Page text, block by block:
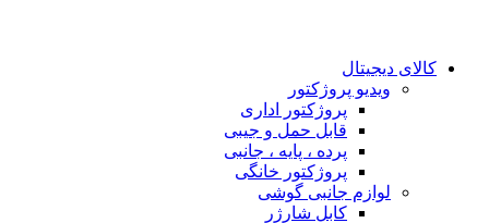
کالای دیجیتال
ويدیو پروژكتور
پروژکتور اداری
قابل حمل و جیبی
پرده ، پایه ، جانبی
پروژکتور خانگی
لوازم جانبی گوشی
کابل شارژر